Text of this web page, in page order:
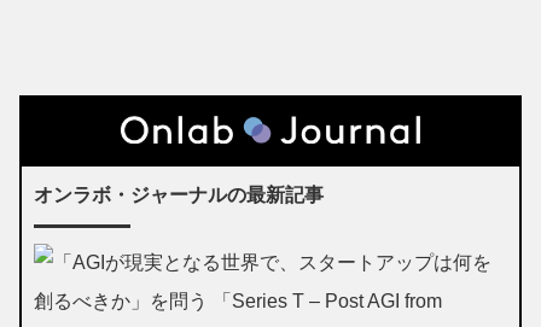
オンラボ・ジャーナルの最新記事